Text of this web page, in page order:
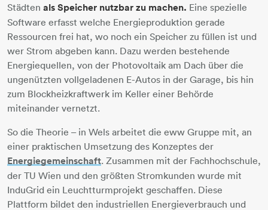
Städten als Speicher nutzbar zu machen. Eine spezielle
Software erfasst welche Energieproduktion gerade
Ressourcen frei hat, wo noch ein Speicher zu füllen ist und
wer Strom abgeben kann. Dazu werden bestehende
Energiequellen, von der Photovoltaik am Dach über die
ungenützten vollgeladenen E-Autos in der Garage, bis hin
zum Blockheizkraftwerk im Keller einer Behörde
miteinander vernetzt.
So die Theorie – in Wels arbeitet die eww Gruppe mit, an
einer praktischen Umsetzung des Konzeptes der
Energiegemeinschaft​​​​​​​. Zusammen mit der Fachhochschule,
der TU Wien und den größten Stromkunden wurde mit
InduGrid ein Leuchtturmprojekt geschaffen. Diese
Plattform bildet den industriellen Energieverbrauch und